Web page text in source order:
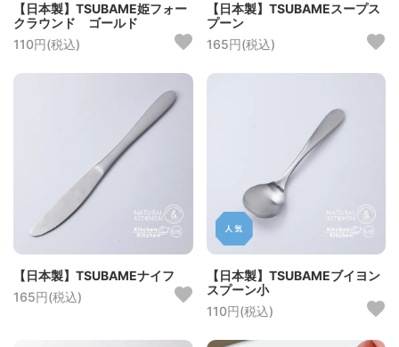
【日本製】TSUBAME姫フォー
クラウンド ゴールド
110円(税込)
【日本製】TSUBAMEスープス
プーン
165円(税込)
【日本製】TSUBAMEナイフ
165円(税込)
【日本製】TSUBAMEブイヨン
スプーン小
110円(税込)